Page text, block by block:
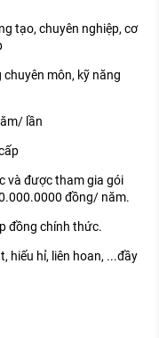
tạo, chuyên nghiệp, cơ
môn, kỹ năng
lần
và được tham gia gói
đồng/ năm.
đồng chính thức.
hiếu hỉ, liên hoan, ...đầy